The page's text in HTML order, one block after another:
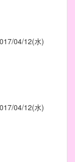
04/12(水)
04/12(水)